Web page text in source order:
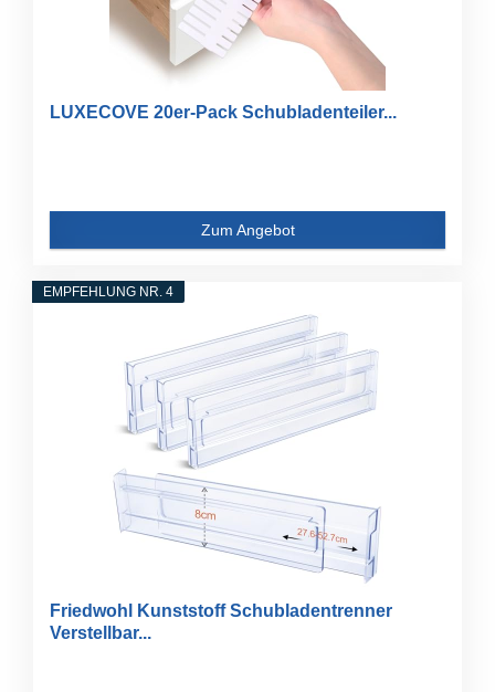
LUXECOVE 20er-Pack Schubladenteiler...
Zum Angebot
EMPFEHLUNG NR. 4
Friedwohl Kunststoff Schubladentrenner
Verstellbar...